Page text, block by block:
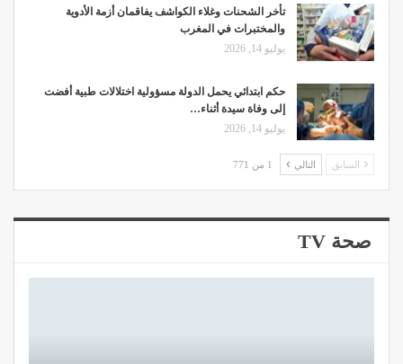
تأخر الشحنات وغلاء الكواشف يفاقمان أزمة الأدوية
والمختبرات في المغرب
يوليو 14, 2026
حكم ابتدائي يحمل الدولة مسؤولية اختلالات طبية أفضت
إلى وفاة سيدة أثناء…
يوليو 14, 2026
السابق التالي 1 من 771
صحة TV